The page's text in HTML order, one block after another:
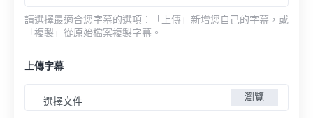
請選擇最適合您字幕的選項：「上傳」新增您自己的字幕，或
「複製」從原始檔案複製字幕。
上傳字幕
選擇文件 瀏覽